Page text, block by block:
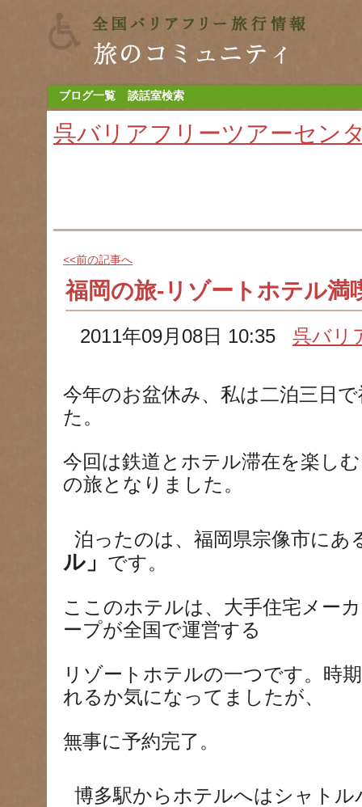
ブログ一覧 談話室検索
呉バリアフリーツアーセン
<<前の記事へ
福岡の旅-リゾートホテル満
2011年09月08日 10:35呉バリ
今年のお盆休み、私は二泊三日
た。
今回は鉄道とホテル滞在を楽し
の旅となりました。
泊ったのは、福岡県宗像市にあ
ル」 です。
ここのホテルは、大手住宅メー
ープが全国で運営する
リゾートホテルの一つです。時
れるか気になってましたが、
無事に予約完了。
博多駅からホテルへはシャト